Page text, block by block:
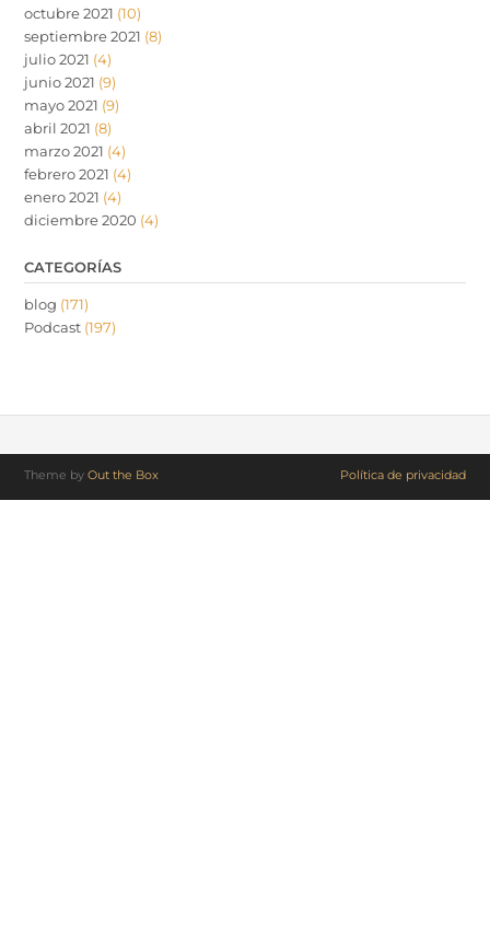
octubre 2021 (10)
septiembre 2021 (8)
julio 2021 (4)
junio 2021 (9)
mayo 2021 (9)
abril 2021 (8)
marzo 2021 (4)
febrero 2021 (4)
enero 2021 (4)
diciembre 2020 (4)
CATEGORÍAS
blog (171)
Podcast (197)
Theme by Out the Box Política de privacidad